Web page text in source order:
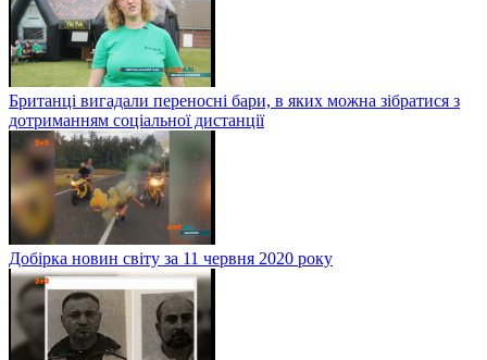
Британці вигадали переносні бари, в яких можна зібратися з
дотриманням соціальної дистанції
Добірка новин світу за 11 червня 2020 року